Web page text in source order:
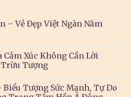
– Vẻ Đẹp Việt Ngàn Năm
Cảm Xúc Không Cần Lời
Tượng
Tượng Sức Mạnh, Tự Do